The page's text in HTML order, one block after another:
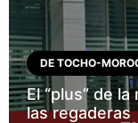
DE TOCHO-
El “plus” de
las regaderas